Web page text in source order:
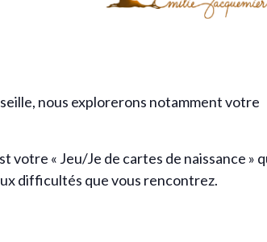
nous explorerons notamment votre
votre « Jeu/Je de cartes de naissance »
difficultés que vous rencontrez.